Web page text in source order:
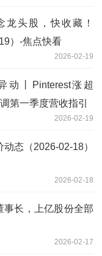
龙头股，快收藏！
）-焦点快看
2026-02-19
动丨Pinterest涨超
第一季度营收指引
2026-02-19
态（2026-02-18）
2026-02-18
事长，上亿股份全部
2026-02-17